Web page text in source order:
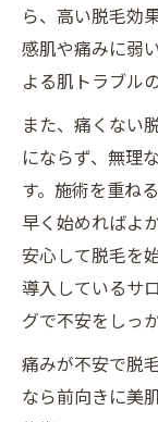
ら、高い脱毛効
感肌や痛みに弱
よる肌トラブル
また、痛くない
にならず、無理
す。施術を重ね
早く始めればよ
安心して脱毛を
導入しているサ
グで不安をしっ
痛みが不安で脱
なら前向きに美